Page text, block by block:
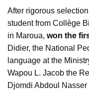
After rigorous
student from Collège
in Maroua, won the
Didier, the National
language at the
Wapou L. Jacob the
Djomdi Abdoul